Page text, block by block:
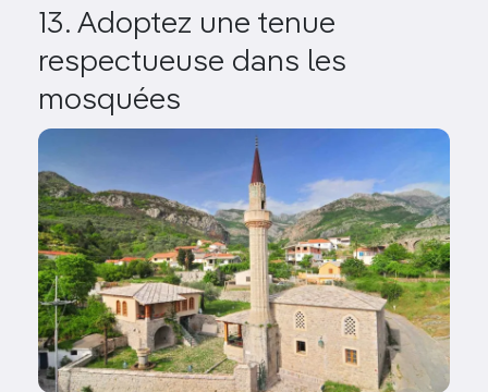
13. Adoptez une tenue
respectueuse dans les
mosquées
Image